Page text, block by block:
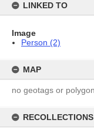
LINKED TO
Image
Person (2)
MAP
no geotags or
RECOLLECTIONS